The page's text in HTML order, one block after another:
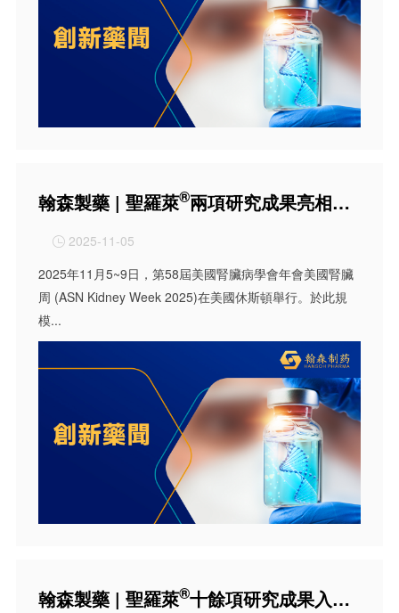
翰森製藥 | 聖羅萊®兩項研究成果亮相ASN 2025，心血管安全性優勢再添力證
 2025-11-05
2025年11月5~9日，第58屆美國腎臟病學會年會美國腎臟
周 (ASN Kidney Week 2025)在美國休斯頓舉行。於此規
模...
翰森製藥 | 聖羅萊®十餘項研究成果入選CCSN 2025